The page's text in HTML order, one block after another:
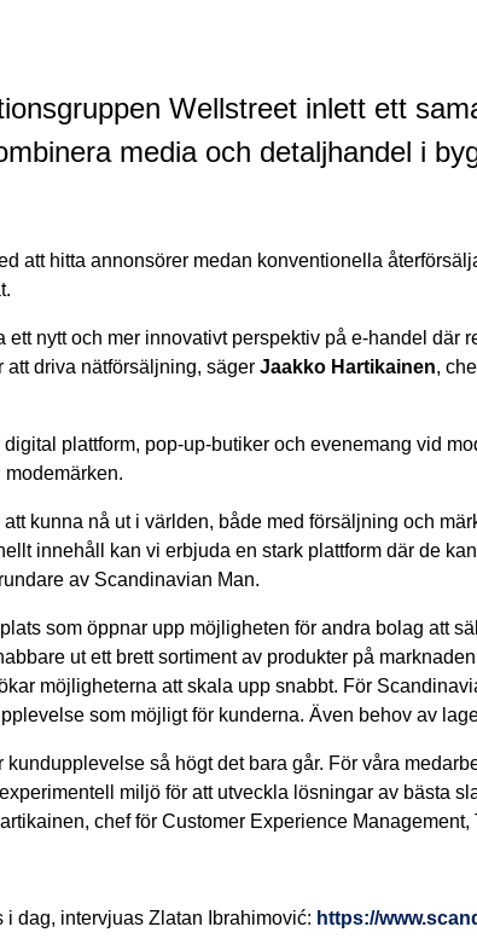
Wellstreet inlett ett
media och detaljhandel i
att hitta annonsörer medan konventionella
nytt och mer innovativt perspektiv på e-handel där
driva nätförsäljning, säger Jaakko Hartikainen,
plattform, pop-up-butiker och evenemang vid
kunna nå ut i världen, både med försäljning och
innehåll kan vi erbjuda en stark plattform där de
av Scandinavian Man.
som öppnar upp möjligheten för andra bolag att
ut ett brett sortiment av produkter på
möjligheterna att skala upp snabbt. För
som möjligt för kunderna. Även behov av
så högt det bara går. För våra
miljö för att utveckla lösningar av bästa
, chef för Customer Experience Management,
i dag, intervjuas Zlatan Ibrahimović: https://